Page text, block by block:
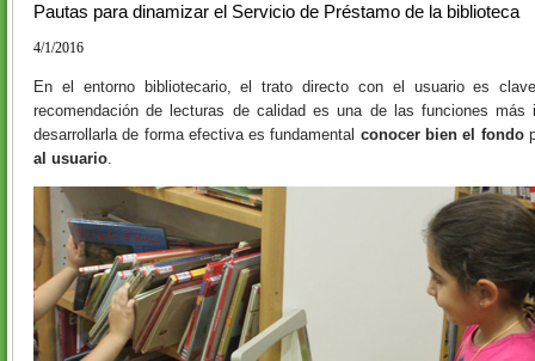
Pautas para dinamizar el Servicio de Préstamo de la biblioteca
4/1/2016
En el entorno bibliotecario, el trato directo con el usuario es
recomendación de lecturas de calidad es una de las funciones más
desarrollarla de forma efectiva es fundamental conocer bien el fondo
al usuario.